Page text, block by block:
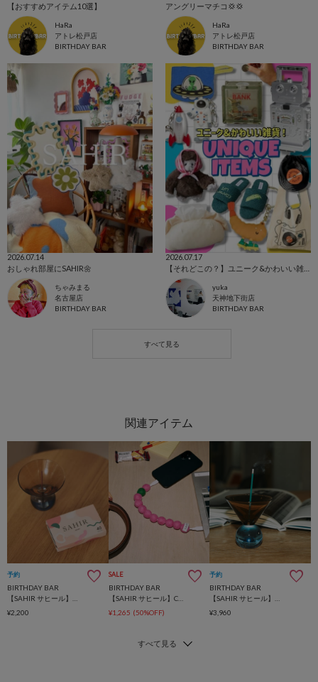
【おすすめアイテム10選】
HaRa
アトレ松戸店
BIRTHDAY BAR
アングリーマチコ💢💢
HaRa
アトレ松戸店
BIRTHDAY BAR
2026.07.14
おしゃれ部屋にSAHIR🌼
ちゃみまる
名古屋店
BIRTHDAY BAR
2026.07.17
【それどこの？】ユニーク&かわいい雑貨🌟
yuka
天神地下街店
BIRTHDAY BAR
予約
BIRTHDAY BAR
¥2,200
SALE
BIRTHDAY BAR
【SAHIR サヒール】Charging cabler
¥1,265 (50%OFF)
予約
BIRTHDAY BAR
¥3,960